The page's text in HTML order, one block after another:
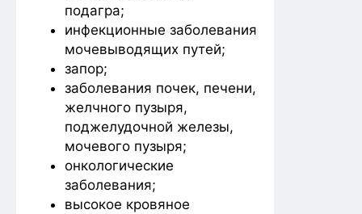
подагра;
инфекционные заболевания
мочевыводящих путей;
запор;
заболевания почек, печени,
желчного пузыря,
поджелудочной железы,
мочевого пузыря;
онкологические
заболевания;
высокое кровяное